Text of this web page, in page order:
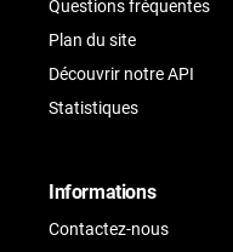
Questions fréquentes
Plan du site
Découvrir notre API
Statistiques
Informations
Contactez-nous